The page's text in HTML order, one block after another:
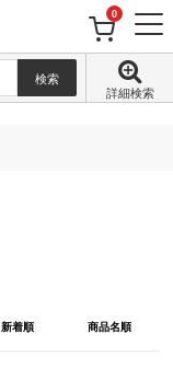
0
詳細検索
新着順 商品名順